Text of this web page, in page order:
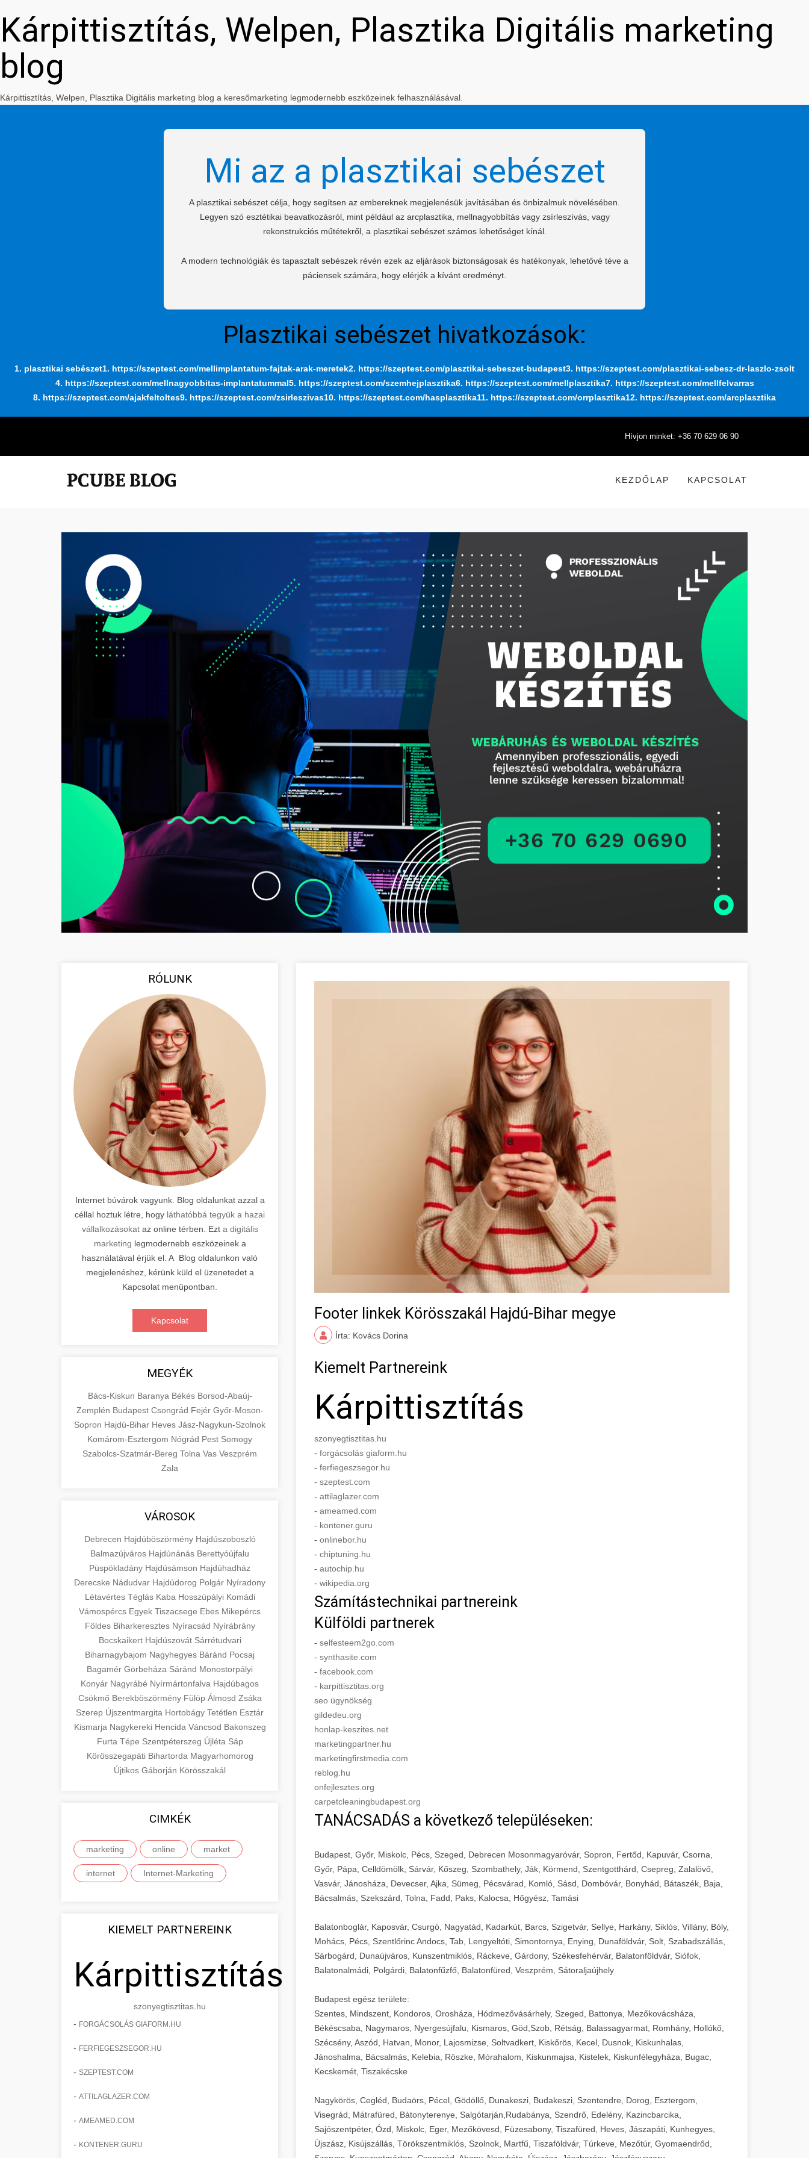
Kárpittisztítás, Welpen, Plasztika Digitális marketing
blog
Kárpittisztítás, Welpen, Plasztika Digitális marketing blog a keresőmarketing legmodernebb eszközeinek felhasználásával.
Mi az a plasztikai sebészet
A plasztikai sebészet célja, hogy segítsen az embereknek megjelenésük javításában és önbizalmuk növelésében.
Legyen szó esztétikai beavatkozásról, mint például az arcplasztika, mellnagyobbítás vagy zsírleszívás, vagy
rekonstrukciós műtétekről, a plasztikai sebészet számos lehetőséget kínál.
A modern technológiák és tapasztalt sebészek révén ezek az eljárások biztonságosak és hatékonyak, lehetővé téve a
páciensek számára, hogy elérjék a kívánt eredményt.
Plasztikai sebészet hivatkozások:
1. plasztikai sebészet1. https://szeptest.com/mellimplantatum-fajtak-arak-meretek2. https://szeptest.com/plasztikai-sebeszet-budapest3. https://szeptest.com/plasztikai-sebesz-dr-laszlo-zsolt
4. https://szeptest.com/mellnagyobbitas-implantatummal5. https://szeptest.com/szemhejplasztika6. https://szeptest.com/mellplasztika7. https://szeptest.com/mellfelvarras
8. https://szeptest.com/ajakfeltoltes9. https://szeptest.com/zsirleszivas10. https://szeptest.com/hasplasztika11. https://szeptest.com/orrplasztika12. https://szeptest.com/arcplasztika
Hívjon minket: +36 70 629 06 90
KEZDŐLAP KAPCSOLAT
RÓLUNK
Internet búvárok vagyunk. Blog oldalunkat azzal a
céllal hoztuk létre, hogy láthatóbbá tegyük a hazai
vállalkozásokataz online térben. Ezt a digitális
marketing legmodernebb eszközeinek a
használatával érjük el. A Blog oldalunkon való
megjelenéshez, kérünk küld el üzenetedet a
Kapcsolat menüpontban.
Kapcsolat
MEGYÉK
Bács-Kiskun Baranya Békés Borsod-Abaúj-
Zemplén Budapest Csongrád Fejér Győr-Moson-
Sopron Hajdú-Bihar Heves Jász-Nagykun-Szolnok
Komárom-Esztergom Nógrád Pest Somogy
Szabolcs-Szatmár-Bereg Tolna Vas Veszprém
Zala
VÁROSOK
Debrecen Hajdúböszörmény Hajdúszoboszló
Balmazújváros Hajdúnánás Berettyóújfalu
Püspökladány Hajdúsámson Hajdúhadház
Derecske Nádudvar Hajdúdorog Polgár Nyíradony
Létavértes Téglás Kaba Hosszúpályi Komádi
Vámospércs Egyek Tiszacsege Ebes Mikepércs
Földes Biharkeresztes Nyíracsád Nyírábrány
Bocskaikert Hajdúszovát Sárrétudvari
Biharnagybajom Nagyhegyes Báránd Pocsaj
Bagamér Görbeháza Sáránd Monostorpályi
Konyár Nagyrábé Nyírmártonfalva Hajdúbagos
Csökmő Berekböszörmény Fülöp Álmosd Zsáka
Szerep Újszentmargita Hortobágy Tetétlen Esztár
Kismarja Nagykereki Hencida Váncsod Bakonszeg
Furta Tépe Szentpéterszeg Újléta Sáp
Körösszegapáti Bihartorda Magyarhomorog
Újtikos Gáborján Körösszakál
CIMKÉK
marketing online market
internet Internet-Marketing
KIEMELT PARTNEREINK
Kárpittisztítás
szonyegtisztitas.hu
- FORGÁCSOLÁS GIAFORM.HU
- FERFIEGESZSEGOR.HU
- SZEPTEST.COM
- ATTILAGLAZER.COM
- AMEAMED.COM
- KONTENER.GURU
Footer linkek Körösszakál Hajdú-Bihar megye
Írta: Kovács Dorina
Kiemelt Partnereink
Kárpittisztítás
szonyegtisztitas.hu
- forgácsolás giaform.hu
- ferfiegeszsegor.hu
- szeptest.com
- attilaglazer.com
- ameamed.com
- kontener.guru
- onlinebor.hu
- chiptuning.hu
- autochip.hu
- wikipedia.org
Számítástechnikai partnereink
Külföldi partnerek
- selfesteem2go.com
- synthasite.com
- facebook.com
- karpittisztitas.org
seo ügynökség
gildedeu.org
honlap-keszites.net
marketingpartner.hu
marketingfirstmedia.com
reblog.hu
onfejlesztes.org
carpetcleaningbudapest.org
TANÁCSADÁS a következő településeken:
Budapest, Győr, Miskolc, Pécs, Szeged, Debrecen Mosonmagyaróvár, Sopron, Fertőd, Kapuvár, Csorna,
Győr, Pápa, Celldömölk, Sárvár, Kőszeg, Szombathely, Ják, Körmend, Szentgotthárd, Csepreg, Zalalövő,
Vasvár, Jánosháza, Devecser, Ajka, Sümeg, Pécsvárad, Komló, Sásd, Dombóvár, Bonyhád, Bátaszék, Baja,
Bácsalmás, Szekszárd, Tolna, Fadd, Paks, Kalocsa, Hőgyész, Tamási
Balatonboglár, Kaposvár, Csurgó, Nagyatád, Kadarkút, Barcs, Szigetvár, Sellye, Harkány, Siklós, Villány, Bóly,
Mohács, Pécs, Szentlőrinc Andocs, Tab, Lengyeltóti, Simontornya, Enying, Dunaföldvár, Solt, Szabadszállás,
Sárbogárd, Dunaújváros, Kunszentmiklós, Ráckeve, Gárdony, Székesfehérvár, Balatonföldvár, Siófok,
Balatonalmádi, Polgárdi, Balatonfűzfő, Balatonfüred, Veszprém, Sátoraljaújhely
Budapest egész területe:
Szentes, Mindszent, Kondoros, Orosháza, Hódmezővásárhely, Szeged, Battonya, Mezőkovácsháza,
Békéscsaba, Nagymaros, Nyergesújfalu, Kismaros, Göd,Szob, Rétság, Balassagyarmat, Romhány, Hollókő,
Szécsény, Aszód, Hatvan, Monor, Lajosmizse, Soltvadkert, Kiskőrös, Kecel, Dusnok, Kiskunhalas,
Jánoshalma, Bácsalmás, Kelebia, Röszke, Mórahalom, Kiskunmajsa, Kistelek, Kiskunfélegyháza, Bugac,
Kecskemét, Tiszakécske
Nagykörös, Cegléd, Budaörs, Pécel, Gödöllő, Dunakeszi, Budakeszi, Szentendre, Dorog, Esztergom,
Visegrád, Mátrafüred, Bátonyterenye, Salgótarján,Rudabánya, Szendrő, Edelény, Kazincbarcika,
Sajószentpéter, Ózd, Miskolc, Eger, Mezőkövesd, Füzesabony, Tiszafüred, Heves, Jászapáti, Kunhegyes,
Újszász, Kisújszállás, Törökszentmiklós, Szolnok, Martfű, Tiszaföldvár, Túrkeve, Mezőtúr, Gyomaendrőd,